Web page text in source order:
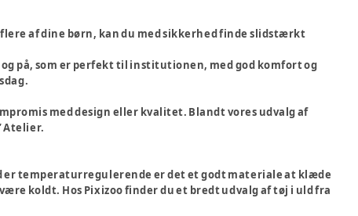
af dine børn, kan du med sikkerhed finde slidstærkt
på, som er perfekt til institutionen, med god komfort og
med design eller kvalitet. Blandt vores udvalg af
Atelier.
er temperaturregulerende er det et godt materiale at klæde
koldt. Hos Pixizoo finder du et bredt udvalg af tøj i uld fra